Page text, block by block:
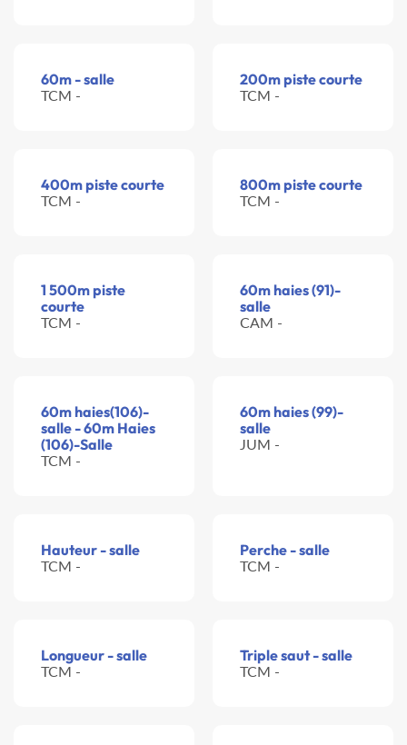
60m - salle
TCM -
200m piste courte
TCM -
400m piste courte
TCM -
800m piste courte
TCM -
1 500m piste
courte
TCM -
60m haies (91)-
salle
CAM -
60m haies(106)-
salle - 60m Haies
(106)-Salle
TCM -
60m haies (99)-
salle
JUM -
Hauteur - salle
TCM -
Perche - salle
TCM -
Longueur - salle
TCM -
Triple saut - salle
TCM -